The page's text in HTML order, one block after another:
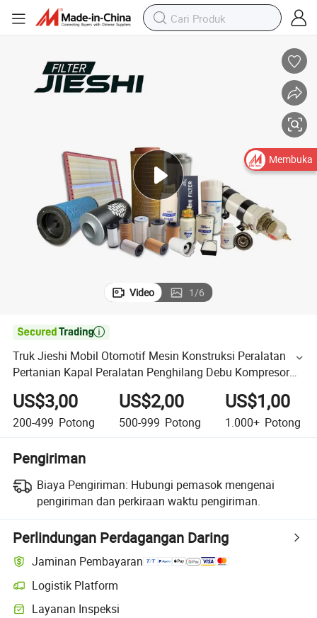
Video 1/6

Truk Jieshi Mobil Otomotif Mesin Konstruksi Peralatan
Pertanian Kapal Peralatan Penghilang Debu Kompresor
Udara Mesin Oli Hidrolik Bahan Bakar Filter Udara Suku
Cadang
US$3,00
200-499 Potong
US$2,00
500-999 Potong
US$1,00
1.000+ Potong
Pengiriman
Biaya Pengiriman: Hubungi pemasok mengenai
pengiriman dan perkiraan waktu pengiriman.
Perlindungan Perdagangan Daring
Jaminan Pembayaran
Logistik Platform
Layanan Inspeksi
Membuka